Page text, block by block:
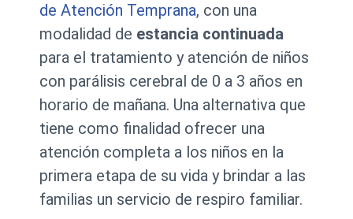
de Atención Temprana, con una
modalidad de estancia continuada
para el tratamiento y atención de niños
con parálisis cerebral de 0 a 3 años en
horario de mañana. Una alternativa que
tiene como finalidad ofrecer una
atención completa a los niños en la
primera etapa de su vida y brindar a las
familias un servicio de respiro familiar.